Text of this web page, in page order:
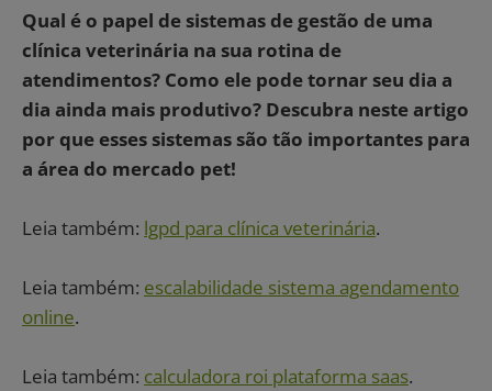
Qual é o papel de sistemas de gestão de uma
clínica veterinária na sua rotina de
atendimentos? Como ele pode tornar seu dia a
dia ainda mais produtivo? Descubra neste artigo
por que esses sistemas são tão importantes para
a área do mercado pet!
Leia também: lgpd para clínica veterinária.
Leia também: escalabilidade sistema agendamento
online.
Leia também: calculadora roi plataforma saas.